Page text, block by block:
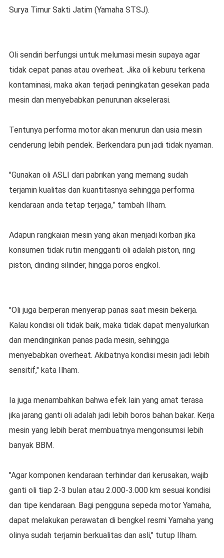
Surya Timur Sakti Jatim (Yamaha STSJ).
Oli sendiri berfungsi untuk melumasi mesin supaya agar
tidak cepat panas atau overheat. Jika oli keburu terkena
kontaminasi, maka akan terjadi peningkatan gesekan pada
mesin dan menyebabkan penurunan akselerasi.
Tentunya performa motor akan menurun dan usia mesin
cenderung lebih pendek. Berkendara pun jadi tidak nyaman.
"Gunakan oli ASLI dari pabrikan yang memang sudah
terjamin kualitas dan kuantitasnya sehingga performa
kendaraan anda tetap terjaga,” tambah Ilham.
Adapun rangkaian mesin yang akan menjadi korban jika
konsumen tidak rutin mengganti oli adalah piston, ring
piston, dinding silinder, hingga poros engkol.
"Oli juga berperan menyerap panas saat mesin bekerja.
Kalau kondisi oli tidak baik, maka tidak dapat menyalurkan
dan mendinginkan panas pada mesin, sehingga
menyebabkan overheat. Akibatnya kondisi mesin jadi lebih
sensitif," kata Ilham.
Ia juga menambahkan bahwa efek lain yang amat terasa
jika jarang ganti oli adalah jadi lebih boros bahan bakar. Kerja
mesin yang lebih berat membuatnya mengonsumsi lebih
banyak BBM.
"Agar komponen kendaraan terhindar dari kerusakan, wajib
ganti oli tiap 2-3 bulan atau 2.000-3.000 km sesuai kondisi
dan tipe kendaraan. Bagi pengguna sepeda motor Yamaha,
dapat melakukan perawatan di bengkel resmi Yamaha yang
olinya sudah terjamin berkualitas dan asli," tutup Ilham.